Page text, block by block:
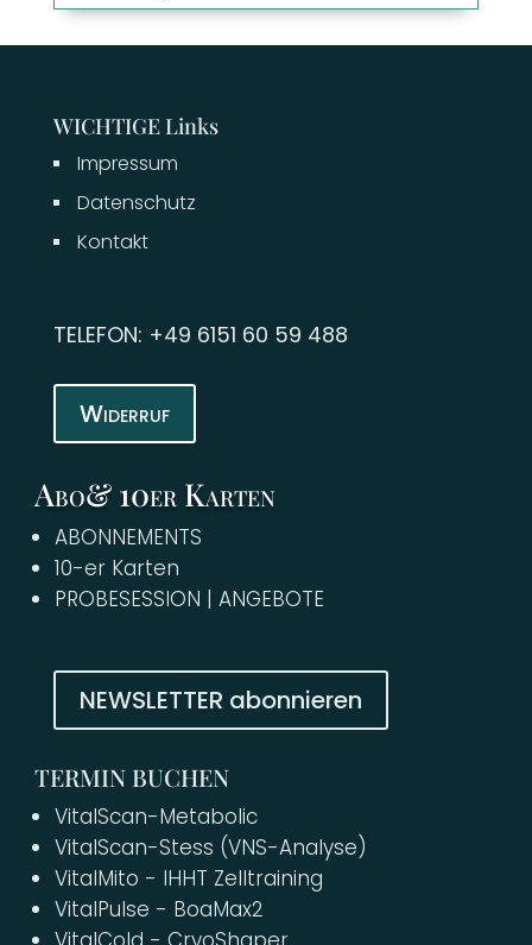
WICHTIGE Links
Impressum
Datenschutz
Kontakt
TELEFON: +49 6151 60 59 488
Widerruf
Abo& 10er Karten
ABONNEMENTS
10-er Karten
PROBESESSION | ANGEBOTE
NEWSLETTER abonnieren
TERMIN BUCHEN
VitalScan-Metabolic
VitalScan-Stess (VNS-Analyse)
VitalMito - IHHT Zelltraining
VitalPulse - BoaMax2